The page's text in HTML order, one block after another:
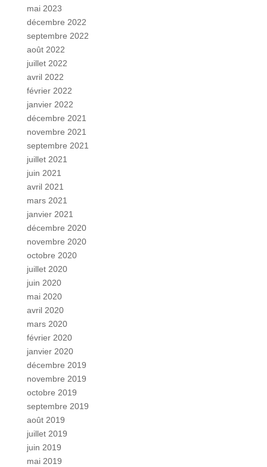
mai 2023
décembre 2022
septembre 2022
août 2022
juillet 2022
avril 2022
février 2022
janvier 2022
décembre 2021
novembre 2021
septembre 2021
juillet 2021
juin 2021
avril 2021
mars 2021
janvier 2021
décembre 2020
novembre 2020
octobre 2020
juillet 2020
juin 2020
mai 2020
avril 2020
mars 2020
février 2020
janvier 2020
décembre 2019
novembre 2019
octobre 2019
septembre 2019
août 2019
juillet 2019
juin 2019
mai 2019